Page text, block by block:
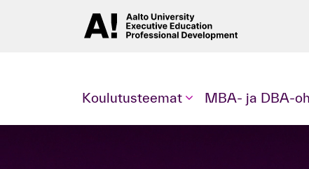
Koulutusteemat MBA- ja DBA-